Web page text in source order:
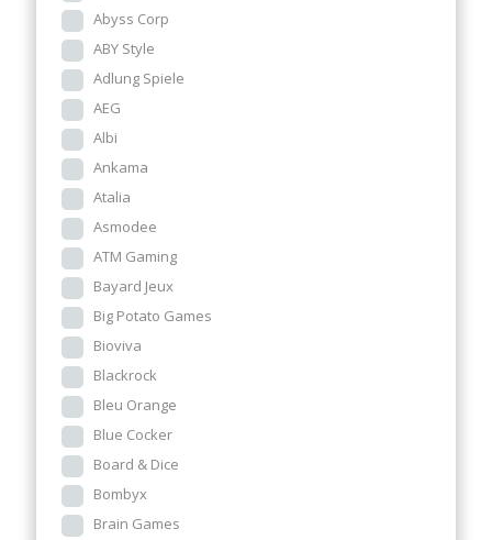
Abyss Corp
ABY Style
Adlung Spiele
AEG
Albi
Ankama
Atalia
Asmodee
ATM Gaming
Bayard Jeux
Big Potato Games
Bioviva
Blackrock
Bleu Orange
Blue Cocker
Board & Dice
Bombyx
Brain Games